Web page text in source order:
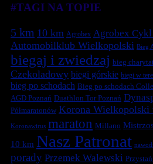
#TAGI NA TOPIE
5 km 10 km Agrobex Agrobex
Automobilklub Wielkopolski Bieg
biegaj i zwiedzaj bieg
Czekoladowy biegi górskie biegi w
bieg po schodach Bieg po schodach
AGD Poznań Duathlon Tor Poznań
Półmaratonów Korona Wielkopolski
Koronawirus maraton Millano
10 km Nasz Patronat
porady Przemek Walewski